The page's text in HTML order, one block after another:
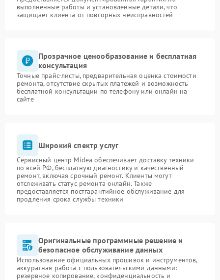
выполненные работы и установленные детали, что
защищает клиента от повторных неисправностей
Прозрачное ценообразование и бесплатная
консультация
Точные прайс-листы, предварительная оценка стоимости
ремонта, отсутствие скрытых платежей и возможность
бесплатной консультации по телефону или онлайн на
сайте
Широкий спектр услуг
Сервисный центр Midea обеспечивает доставку техники
по всей РФ, бесплатную диагностику и качественный
ремонт, включая срочный ремонт. Клиенты могут
отслеживать статус ремонта онлайн. Также
предоставляется постгарантийное обслуживание для
продления срока службы техники
Оригинальные программные решение и
безопасное обслуживание данных
Использование официальных прошивок и инструментов,
аккуратная работа с пользовательскими данными:
резервное копирование, конфиденциальность и